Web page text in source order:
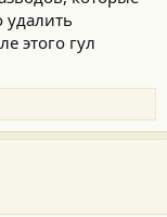
удалить
этого гул